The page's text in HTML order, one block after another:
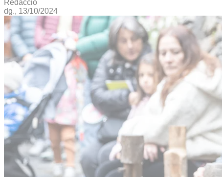
Redacció
dg., 13/10/2024